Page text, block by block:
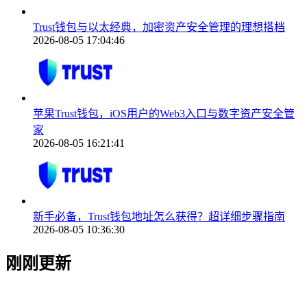
Trust钱包与以太经典，加密资产安全管理的理想搭档
2026-08-05 17:04:46
苹果Trust钱包，iOS用户的Web3入口与数字资产安全管
家
2026-08-05 16:21:41
新手必备，Trust钱包地址怎么获得？超详细步骤指南
2026-08-05 10:36:30
刚刚更新